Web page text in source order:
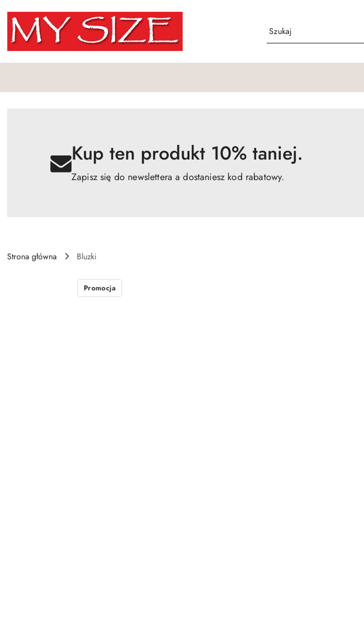
Przejdź do treści głównej
Przejdź do wyszukiwarki
Przejdź do moje konto
Przejdź do menu głównego
Przejdź do opisu produktu
Przejdź do stopki
Kup ten produkt 10% taniej.
Zapisz się do newslettera a dostaniesz kod rabatowy.
Strona główna Bluzki
Promocja